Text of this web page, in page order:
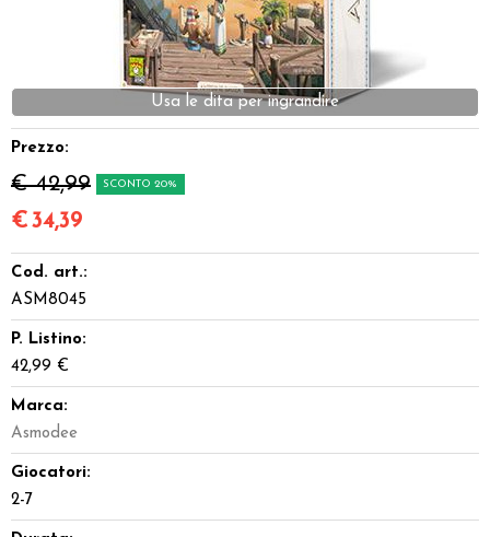
Giocattoli e Gadget
Offerte del Dragone
Prezzo:
€ 42,99 SCONTO 20%
€34,39
Cod. art.:
ASM8045
P. Listino:
42,99 €
Marca:
Asmodee
Giocatori:
2-7